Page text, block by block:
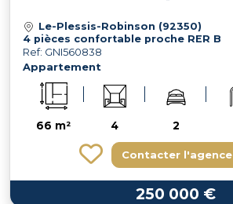
Le-Plessis-Robinson (92350)
4 pièces confortable proche RER B
Ref: GNI560838
Appartement
66 m² 4 2
Contacter l'agence
250 000 €